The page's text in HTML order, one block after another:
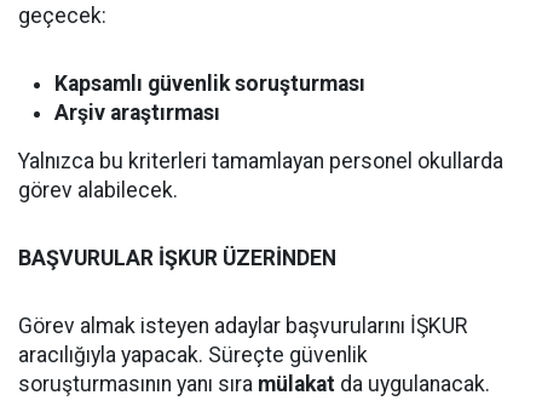
geçecek:
Kapsamlı güvenlik soruşturması
Arşiv araştırması
Yalnızca bu kriterleri tamamlayan personel okullarda
görev alabilecek.
BAŞVURULAR İŞKUR ÜZERİNDEN
Görev almak isteyen adaylar başvurularını İŞKUR
aracılığıyla yapacak. Süreçte güvenlik
soruşturmasının yanı sıra mülakat da uygulanacak.